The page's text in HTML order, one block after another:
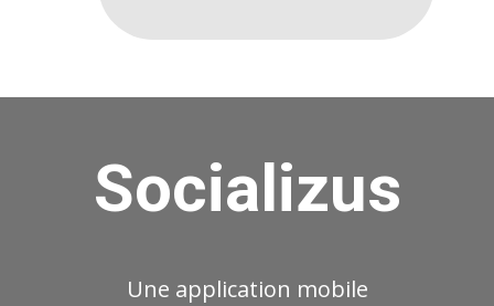
Socializus
Une application mobile